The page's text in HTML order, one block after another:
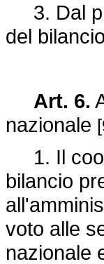
3. Dal
del
Art. 6.
nazionale
1. Il
bilancio
voto alle
nazionale